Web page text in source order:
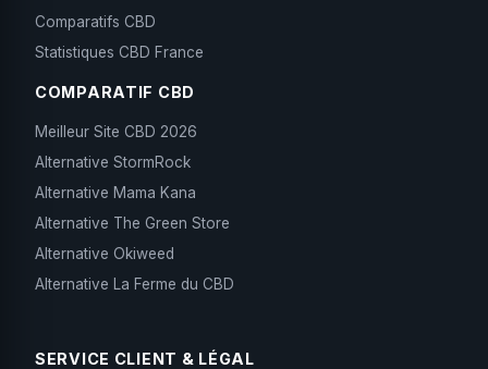
Comparatifs CBD
Statistiques CBD France
COMPARATIF CBD
Meilleur Site CBD 2026
Alternative StormRock
Alternative Mama Kana
Alternative The Green Store
Alternative Okiweed
Alternative La Ferme du CBD
SERVICE CLIENT & LÉGAL